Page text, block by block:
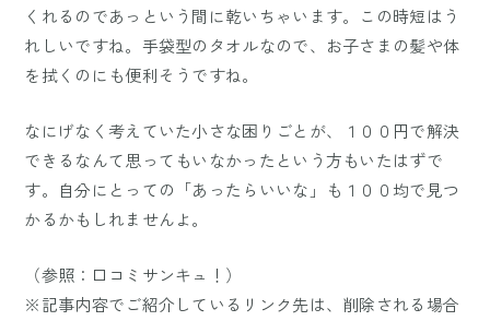
くれるのであっという間に乾いちゃいます。この時短はう
れしいですね。手袋型のタオルなので、お子さまの髪や体
を拭くのにも便利そうですね。
なにげなく考えていた小さな困りごとが、１００円で解決
できるなんて思ってもいなかったという方もいたはずで
す。自分にとっての「あったらいいな」も１００均で見つ
かるかもしれませんよ。
（参照： 口コミサンキュ！ ）
※記事内容でご紹介しているリンク先は、削除される場合